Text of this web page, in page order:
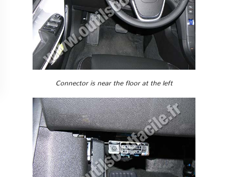
Connector is near the floor at the left